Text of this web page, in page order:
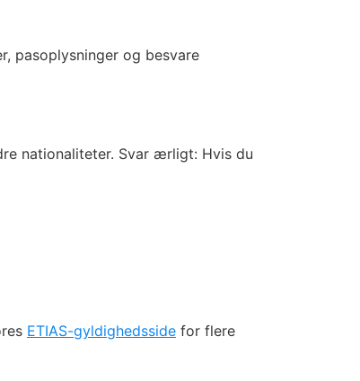
pasoplysninger og besvare
nationaliteter. Svar ærligt: Hvis du
ETIAS-gyldighedsside for flere